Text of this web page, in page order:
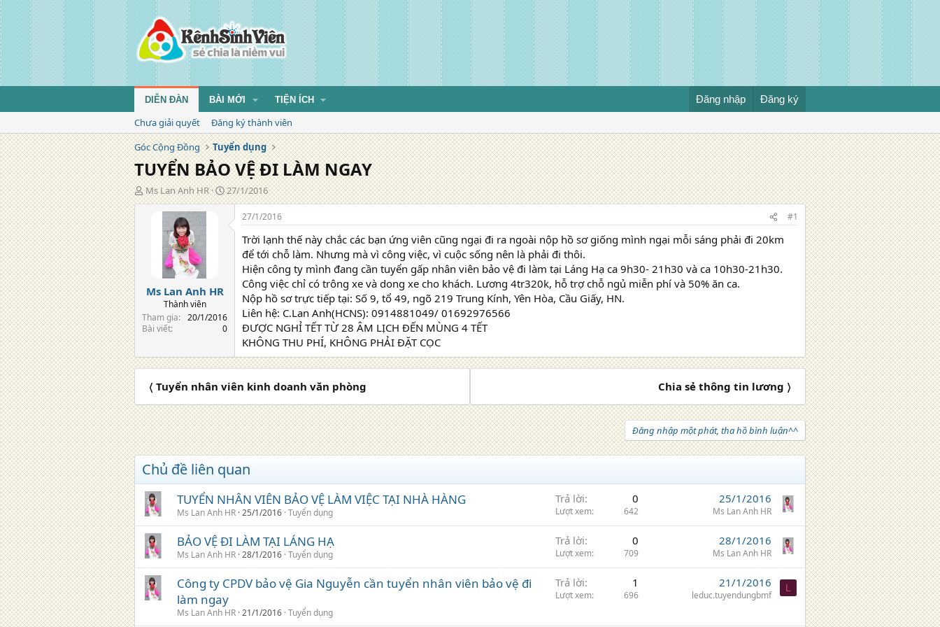
DIỄN ĐÀN BÀI MỚI TIỆN ÍCH Đăng nhập Đăng ký
Chưa giải quyết
Đăng ký thành viên
Góc Cộng Đồng
Tuyển dụng
TUYỂN BẢO VỆ ĐI LÀM NGAY
T
á
Ms Lan Anh HR
N
g
y
27/1/2016
Ms Lan Anh HR
Thành viên
Tham gia
20/1/2016
Bài viết
0
27/1/2016 #1
Trời lạnh thế này chắc các bạn ứng viên cũng ngại đi ra ngoài nộp hồ sơ giống mình ngại mỗi sáng phải đi 20km
để tới chỗ làm. Nhưng mà vì công việc, vì cuộc sống nên là phải đi thôi.
Hiện công ty mình đang cần tuyển gấp nhân viên bảo vệ đi làm tại Láng Hạ ca 9h30- 21h30 và ca 10h30-21h30.
Công việc chỉ có trông xe và dong xe cho khách. Lương 4tr320k, hỗ trợ chỗ ngủ miễn phí và 50% ăn ca.
Nộp hồ sơ trực tiếp tại: Số 9, tổ 49, ngõ 219 Trung Kính, Yên Hòa, Cầu Giấy, HN.
Liên hệ: C.Lan Anh(HCNS): 0914881049/ 01692976566
ĐƯỢC NGHỈ TẾT TỪ 28 ÂM LỊCH ĐẾN MÙNG 4 TẾT
KHÔNG THU PHÍ, KHÔNG PHẢI ĐẶT CỌC
〈 Tuyển nhân viên kinh doanh văn phòng Chia sẻ thông tin lương 〉
Đăng nhập một phát, tha hồ bình luận^^
Chủ đề liên quan
TUYỂN NHÂN VIÊN BẢO VỆ LÀM VIỆC TẠI NHÀ HÀNG
Ms Lan Anh HR 25/1/2016 Tuyển dụng
Trả lời 0
Lượt xem 642
25/1/2016
Ms Lan Anh HR
BẢO VỆ ĐI LÀM TẠI LÁNG HẠ
Ms Lan Anh HR 28/1/2016 Tuyển dụng
Trả lời 0
Lượt xem 709
28/1/2016
Ms Lan Anh HR
Công ty CPDV bảo vệ Gia Nguyễn cần tuyển nhân viên bảo vệ đi
làm ngay
Ms Lan Anh HR 21/1/2016 Tuyển dụng
Trả lời 1
Lượt xem 696
21/1/2016
leduc.tuyendungbmf
L